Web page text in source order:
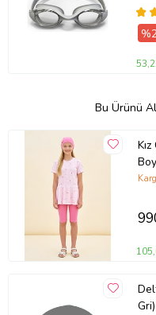
Bu Ürünü
Gri)